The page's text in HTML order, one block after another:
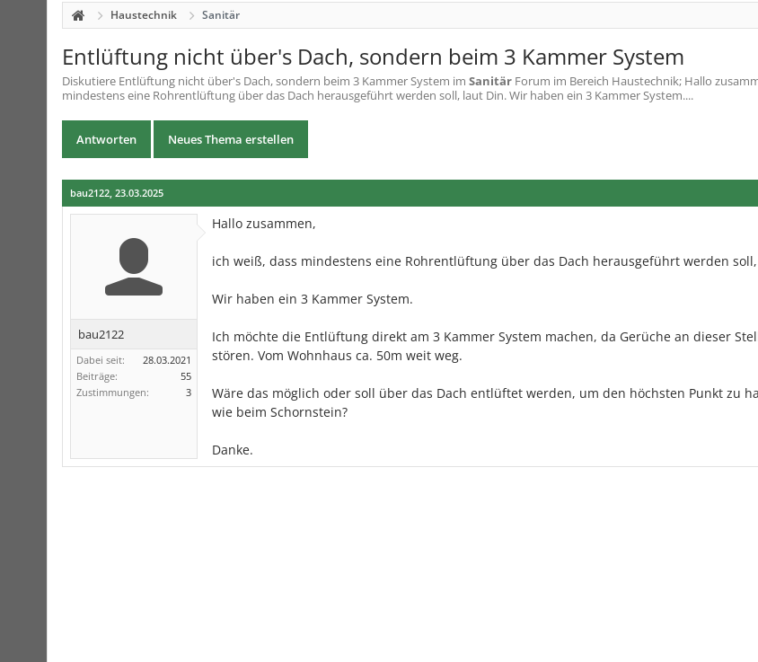
Haustechnik Sanitär
Entlüftung nicht über's Dach, sondern beim 3 Kammer System
Diskutiere Entlüftung nicht über's Dach, sondern beim 3 Kammer System im Sanitär Forum im Bereich Haustechnik; Hallo
mindestens eine Rohrentlüftung über das Dach herausgeführt werden soll, laut Din. Wir haben ein 3 Kammer System....
Antworten Neues Thema erstellen
bau2122, 23.03.2025
bau2122
Dabei seit:
28.03.2021
Beiträge:
55
Zustimmungen:
3
Hallo zusammen,
ich weiß, dass mindestens eine Rohrentlüftung über das Dach herausgeführt werden
Wir haben ein 3 Kammer System.
Ich möchte die Entlüftung direkt am 3 Kammer System machen, da Gerüche an dieser
stören. Vom Wohnhaus ca. 50m weit weg.
Wäre das möglich oder soll über das Dach entlüftet werden, um den höchsten Punkt zu
wie beim Schornstein?
Danke.